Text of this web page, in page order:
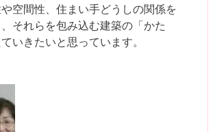
空間性、住まい手どうしの関係を
それらを包み込む建築の「かた
いきたいと思っています。